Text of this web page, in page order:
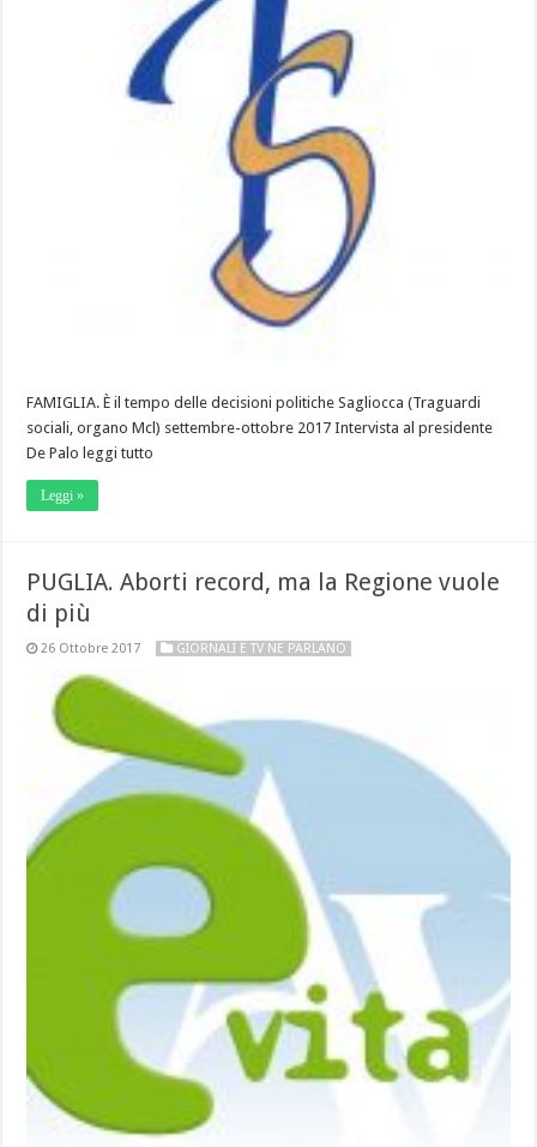
FAMIGLIA. È il tempo delle decisioni politiche Sagliocca (Traguardi
sociali, organo Mcl) settembre-ottobre 2017 Intervista al presidente
De Palo leggi tutto
Leggi »
PUGLIA. Aborti record, ma la Regione vuole
di più
26 Ottobre 2017 GIORNALI E TV NE PARLANO